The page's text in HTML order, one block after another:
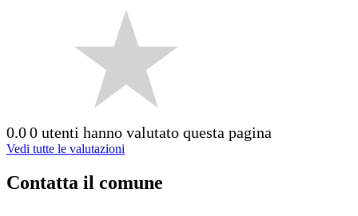
0.00 utenti hanno valutato questa pagina
Vedi tutte le valutazioni
Contatta il comune